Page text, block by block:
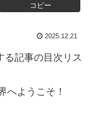
コピー
2025.12.21
る記事の目次リス
へようこそ！